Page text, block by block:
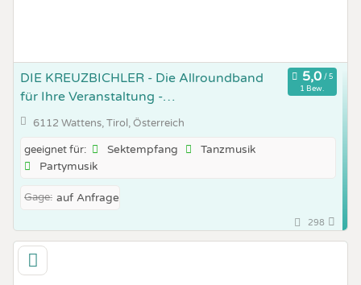
DIE KREUZBICHLER - Die Allroundband
für Ihre Veranstaltung -
Stimmungsgarantie
1 Bew.
6112 Wattens, Tirol, Österreich
geeignet für: Sektempfang
Tanzmusik
Partymusik
Gage: auf Anfrage
298